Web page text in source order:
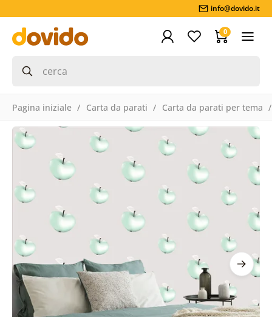
info@dovido.it
0
Pagina iniziale Carta da parati Carta da parati per tema